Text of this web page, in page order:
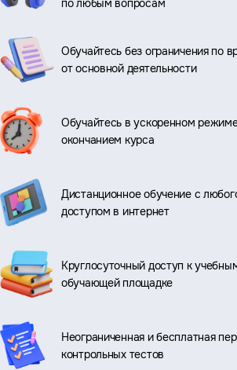
по любым вопросам
Обучайтесь без ограничения по
от основной деятельности
Обучайтесь в ускоренном
окончанием курса
Дистанционное обучение с
доступом в интернет
Круглосуточный доступ к
обучающей площадке
Неограниченная и бесплатная
контрольных тестов